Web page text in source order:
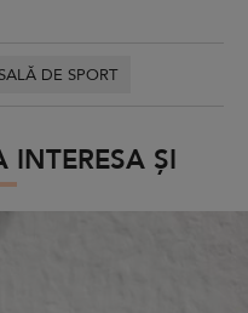
DE SPORT
INTERESA ȘI